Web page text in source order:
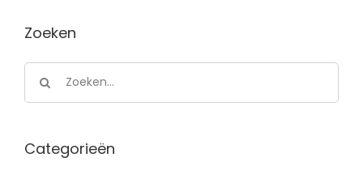
Zoeken
naar:
Categorieën